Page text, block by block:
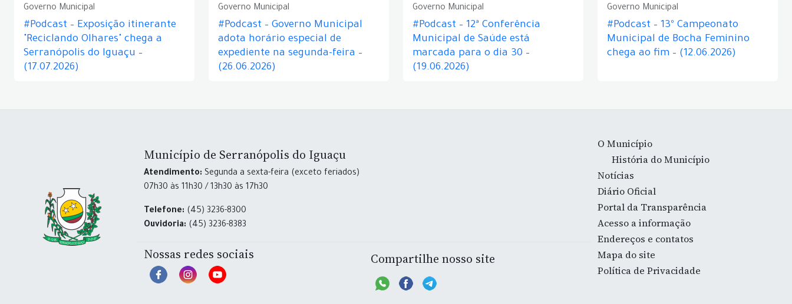
Governo Municipal
#Podcast – Exposição itinerante
"Reciclando Olhares" chega a
Serranópolis do Iguaçu –
(17.07.2026)
Governo Municipal
#Podcast – Governo Municipal
adota horário especial de
expediente na segunda-feira –
(26.06.2026)
Governo Municipal
#Podcast – 12ª Conferência
Municipal de Saúde está
marcada para o dia 30 –
(19.06.2026)
Governo Municipal
#Podcast – 13º Campeonato
Municipal de Bocha Feminino
chega ao fim – (12.06.2026)
Município de Serranópolis do Iguaçu
Atendimento: Segunda a sexta-feira (exceto feriados)
07h30 às 11h30 / 13h30 às 17h30
Telefone: (45) 3236-8300
Ouvidoria: (45) 3236-8383
Nossas redes sociais Compartilhe nosso site
O Município
História do Município
Notícias
Diário Oficial
Portal da Transparência
Acesso a informação
Endereços e contatos
Mapa do site
Política de Privacidade